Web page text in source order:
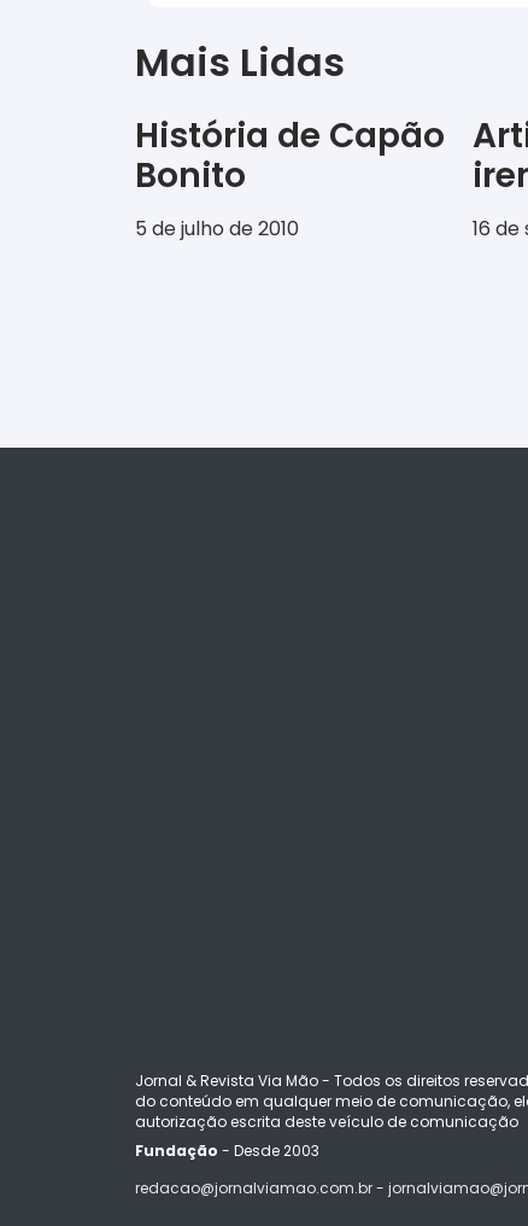
Mais Lidas
História de Capão
Bonito
5 de julho de 2010 16
Jornal & Revista Via Mão - Todos os direitos
do conteúdo em qualquer meio de comunicação,
autorização escrita deste veículo de comunicação
Fundação - Desde 2003
redacao@jornalviamao.com.br -